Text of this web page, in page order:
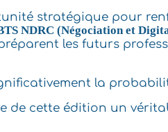
stratégique pour
NDRC (Négociation et
les futurs
la
cette édition un